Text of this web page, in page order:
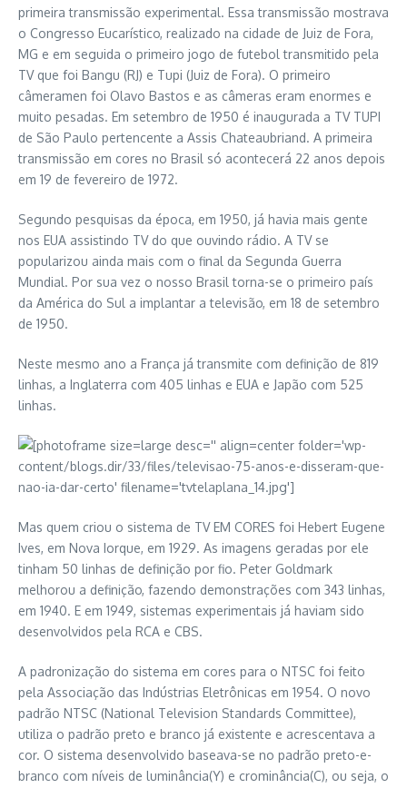
primeira transmissão experimental. Essa transmissão mostrava
o Congresso Eucarístico, realizado na cidade de Juiz de Fora,
MG e em seguida o primeiro jogo de futebol transmitido pela
TV que foi Bangu (RJ) e Tupi (Juiz de Fora). O primeiro
câmeramen foi Olavo Bastos e as câmeras eram enormes e
muito pesadas. Em setembro de 1950 é inaugurada a TV TUPI
de São Paulo pertencente a Assis Chateaubriand. A primeira
transmissão em cores no Brasil só acontecerá 22 anos depois
em 19 de fevereiro de 1972.
Segundo pesquisas da época, em 1950, já havia mais gente
nos EUA assistindo TV do que ouvindo rádio. A TV se
popularizou ainda mais com o final da Segunda Guerra
Mundial. Por sua vez o nosso Brasil torna-se o primeiro país
da América do Sul a implantar a televisão, em 18 de setembro
de 1950.
Neste mesmo ano a França já transmite com definição de 819
linhas, a Inglaterra com 405 linhas e EUA e Japão com 525
linhas.
Mas quem criou o sistema de TV EM CORES foi Hebert Eugene
Ives, em Nova Iorque, em 1929. As imagens geradas por ele
tinham 50 linhas de definição por fio. Peter Goldmark
melhorou a definição, fazendo demonstrações com 343 linhas,
em 1940. E em 1949, sistemas experimentais já haviam sido
desenvolvidos pela RCA e CBS.
A padronização do sistema em cores para o NTSC foi feito
pela Associação das Indústrias Eletrônicas em 1954. O novo
padrão NTSC (National Television Standards Committee),
utiliza o padrão preto e branco já existente e acrescentava a
cor. O sistema desenvolvido baseava-se no padrão preto-e-
branco com níveis de luminância(Y) e crominância(C), ou seja, o